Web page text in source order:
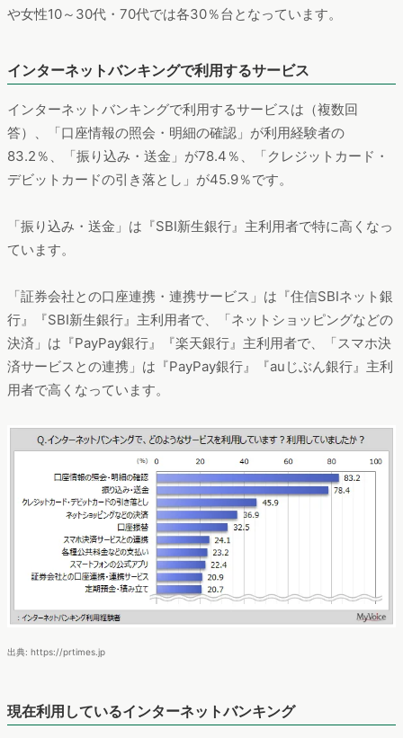
や女性10～30代・70代では各30％台となっています。
インターネットバンキングで利用するサービス
インターネットバンキングで利用するサービスは（複数回
答）、「口座情報の照会・明細の確認」が利用経験者の
83.2％、「振り込み・送金」が78.4％、「クレジットカード・
デビットカードの引き落とし」が45.9％です。
「振り込み・送金」は『SBI新生銀行』主利用者で特に高くなっ
ています。
「証券会社との口座連携・連携サービス」は『住信SBIネット銀
行』『SBI新生銀行』主利用者で、「ネットショッピングなどの
決済」は『PayPay銀行』『楽天銀行』主利用者で、「スマホ決
済サービスとの連携」は『PayPay銀行』『auじぶん銀行』主利
用者で高くなっています。
出典: https://prtimes.jp
現在利用しているインターネットバンキング